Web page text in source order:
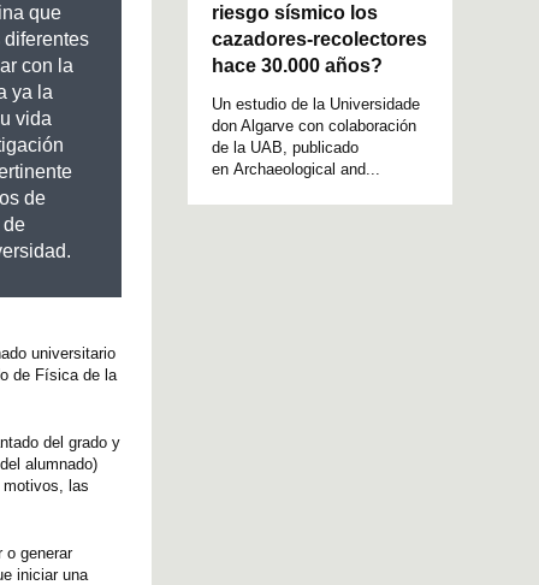
que
con la
ya la
vida
de
de
universitario
de Física de la
del grado y
alumnado)
motivos, las
o generar
iniciar una
riesgo sísmico los
cazadores-recolectores
hace 30.000 años?
Un estudio de la Universidade
don Algarve con colaboración
de la UAB, publicado
en Archaeological and...